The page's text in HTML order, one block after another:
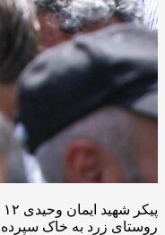
روستای زرد به خاک